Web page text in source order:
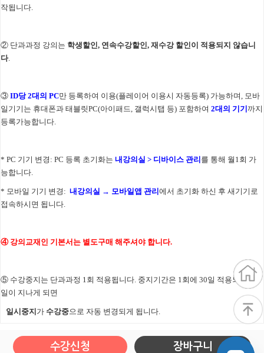
작됩니다.
② 단과과정 강의는 학생할인, 연속수강할인, 재수강 할인이 적용되지 않습니
다.
③ ID당 2대의 PC만 등록하여 이용(플레이어 이용시 자동등록) 가능하며, 모바
일기기는 휴대폰과 태블릿PC(아이패드, 갤럭시탭 등) 포함하여 2대의 기기 까지
등록가능합니다.
* PC 기기 변경: PC 등록 초기화는 내강의실 > 디바이스 관리 를 통해 월1회 가
능합니다.
* 모바일 기기 변경: 내강의실 → 모바일앱 관리 에서 초기화 하신 후 새기기로
접속하시면 됩니다.
④ 강의교재인 기본서는 별도구매 해주셔야 합니다.
⑤ 수강중지는 단과과정 1회 적용됩니다. 중지기간은 1회에 30일 적용되며, 30
일이 지나게 되면
일시중지 가 수강중으로 자동 변경되게 됩니다.
장바구니
수강신청